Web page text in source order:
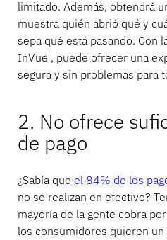
limitado. Además, obtendrá
muestra quién abrió qué y
sepa qué está pasando. Con
InVue , puede ofrecer una
segura y sin problemas para
2. No ofrece
de pago
¿Sabía que el 84% de los
no se realizan en efectivo?
mayoría de la gente cobra
los consumidores quieren